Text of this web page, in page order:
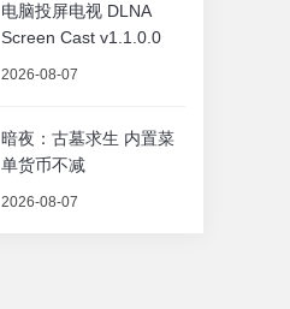
电脑投屏电视 DLNA
Screen Cast v1.1.0.0
2026-08-07
暗夜：古墓求生 内置菜
单货币不减
2026-08-07